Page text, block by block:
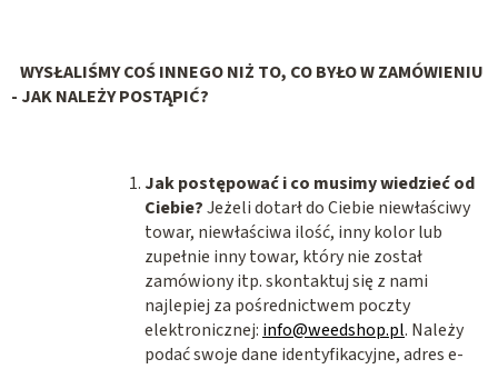
WYSŁALIŚMY COŚ INNEGO NIŻ TO, CO BYŁO W ZAMÓWIENIU
- JAK NALEŻY POSTĄPIĆ?
Jak postępować i co musimy wiedzieć od
Ciebie?Jeżeli dotarł do Ciebie niewłaściwy
towar, niewłaściwa ilość, inny kolor lub
zupełnie inny towar, który nie został
zamówiony itp. skontaktuj się z nami
najlepiej za pośrednictwem poczty
elektronicznej: info@weedshop.pl. Należy
podać swoje dane identyfikacyjne, adres e-